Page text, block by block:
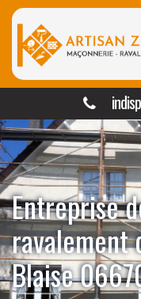
Entreprise
ravalement
Blaise